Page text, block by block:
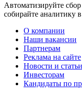
Автоматизируйте
собирайте аналитику
О компании
Наши вакансии
Партнерам
Реклама на сайте
Новости и статьи
Инвесторам
Кандидаты по